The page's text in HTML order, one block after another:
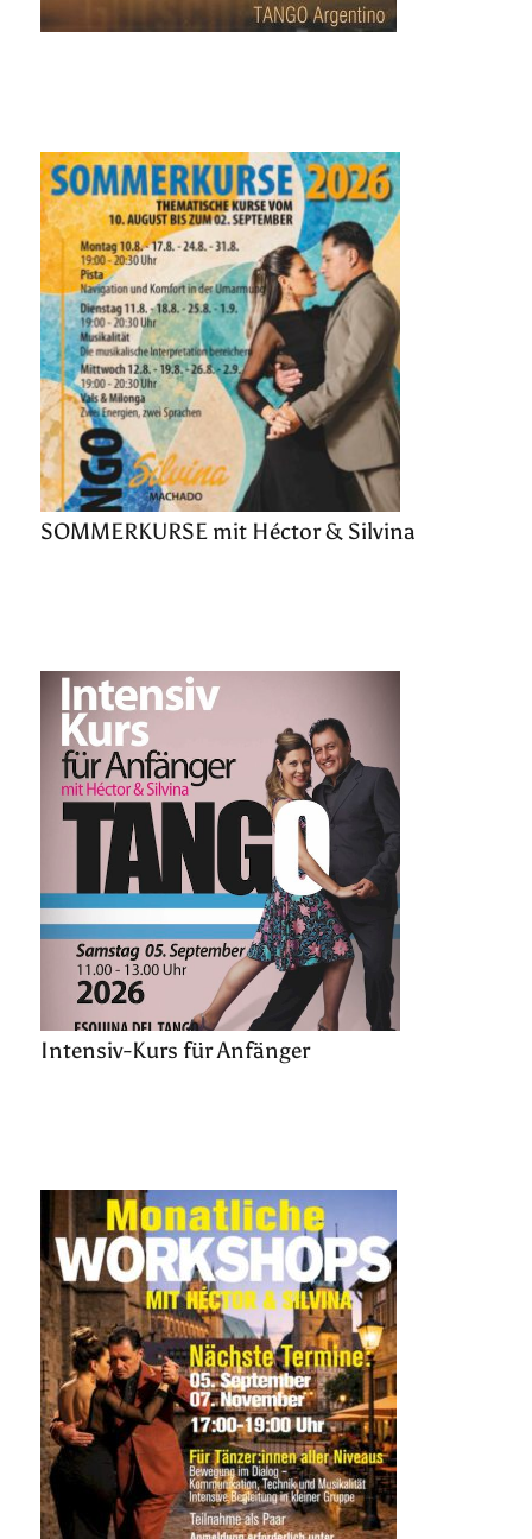
SOMMERKURSE mit Héctor & Silvina
Intensiv-Kurs für Anfänger